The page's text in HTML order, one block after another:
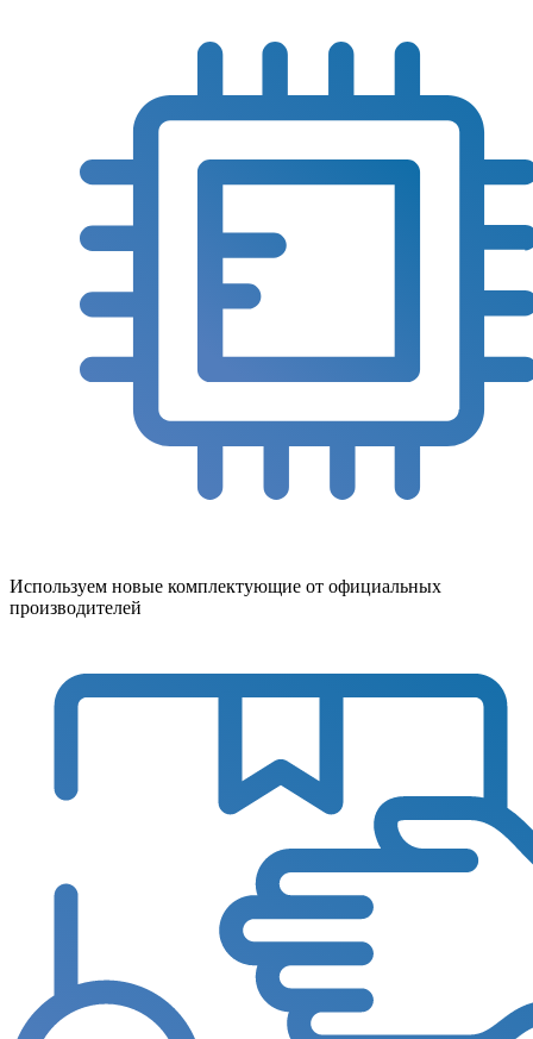
Используем новые комплектующие от официальных
производителей